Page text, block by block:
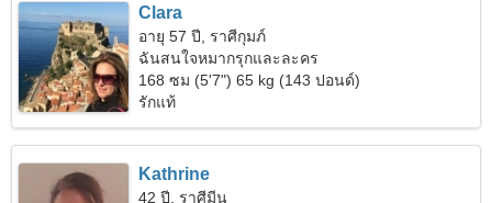
Clara
อายุ 57 ปี, ราศีกุมภ์
ฉันสนใจหมากรุกและละคร
168 ซม (5'7") 65 kg (143 ปอนด์)
รักแท้
Kathrine
42 ปี, ราศีมีน